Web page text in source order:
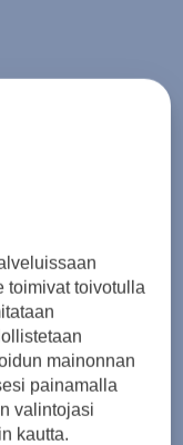
toimivat toivotulla
mainonnan
painamalla
valintojasi
kautta.